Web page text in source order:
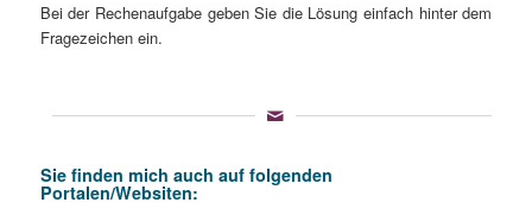
Bei der Rechenaufgabe geben Sie die Lösung einfach hinter dem
Fragezeichen ein.
Sie finden mich auch auf folgenden
Portalen/Websiten: